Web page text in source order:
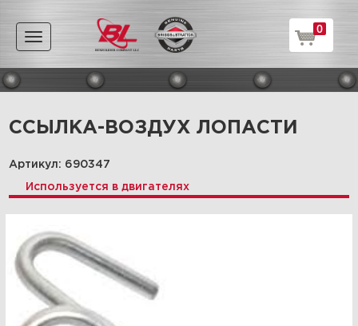
Toggle
navigation
0
ССЫЛКА-ВОЗДУХ ЛОПАСТИ
Артикул: 690347
Используется в двигателях